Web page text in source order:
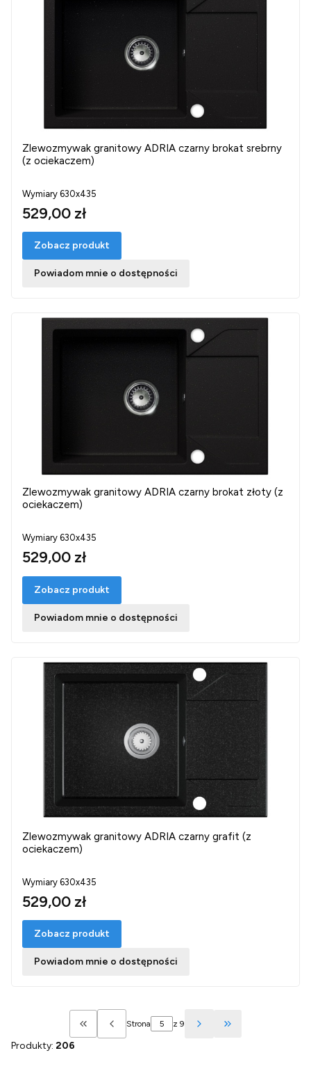
Zlewozmywak granitowy ADRIA czarny brokat srebrny
(z ociekaczem)
Wymiary 630x435
529,00 zł
Zobacz produkt
Powiadom mnie o dostępności
Zlewozmywak granitowy ADRIA czarny brokat złoty (z
ociekaczem)
Wymiary 630x435
529,00 zł
Zobacz produkt
Powiadom mnie o dostępności
Zlewozmywak granitowy ADRIA czarny grafit (z
ociekaczem)
Wymiary 630x435
529,00 zł
Zobacz produkt
Powiadom mnie o dostępności
Wróć do pierwszej strony z produktami
Strona z 9
Przejdź do
Produkty: 206